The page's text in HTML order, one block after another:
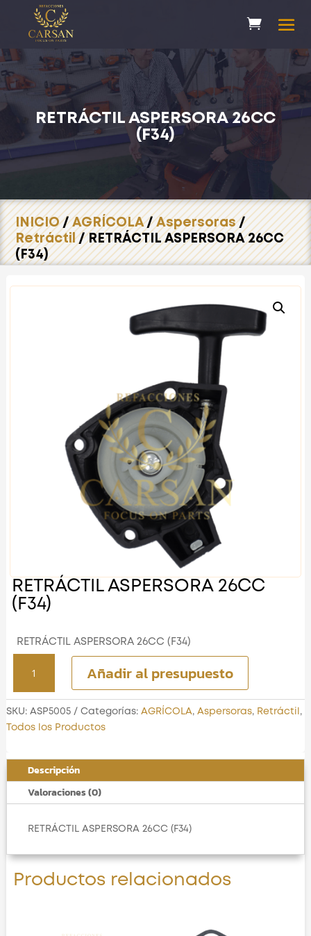
RETRÁCTIL ASPERSORA 26CC
(F34)
INICIO/AGRÍCOLA/Aspersoras/
Retráctil/ RETRÁCTIL ASPERSORA 26CC
(F34)
RETRÁCTIL ASPERSORA 26CC
(F34)
RETRÁCTIL ASPERSORA 26CC (F34)
ASPERSORA
26CC
(F34)
cantidad
Añadir al presupuesto
SKU: ASP5005 Categorías: AGRÍCOLA, Aspersoras, Retráctil ,
Todos los Productos
Descripción
Valoraciones (0)
RETRÁCTIL ASPERSORA 26CC (F34)
Productos relacionados